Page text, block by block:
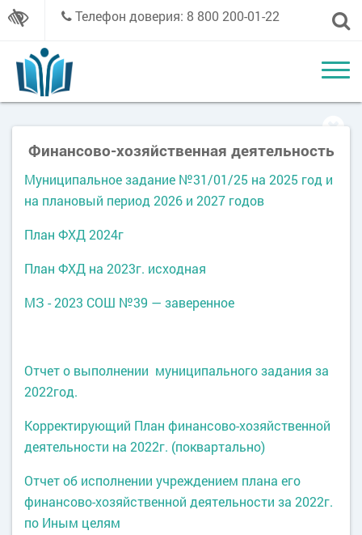
Телефон доверия: 8 800 200-01-22
Финансово-хозяйственная деятельность
Муниципальное задание №31/01/25 на 2025 год и
на плановый период 2026 и 2027 годов
План ФХД 2024г
План ФХД на 2023г. исходная
МЗ - 2023 СОШ №39 — заверенное
Отчет о выполнении муниципального задания за
2022год.
Корректирующий План финансово-хозяйственной
деятельности на 2022г. (поквартально)
Отчет об исполнении учреждением плана его
финансово-хозяйственной деятельности за 2022г.
по Иным целям